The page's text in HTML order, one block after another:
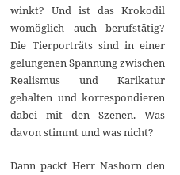
winkt? Und ist das Krokodil
womöglich auch berufstätig?
Die Tierporträts sind in einer
gelungenen Spannung zwischen
Realismus und Karikatur
gehalten und korrespondieren
dabei mit den Szenen. Was
davon stimmt und was nicht?
Dann packt Herr Nashorn den